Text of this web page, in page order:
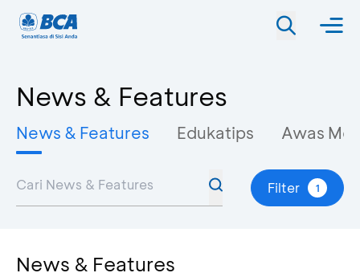
News & Features
News & Features Edukatips Awas
Filter 1
News & Features